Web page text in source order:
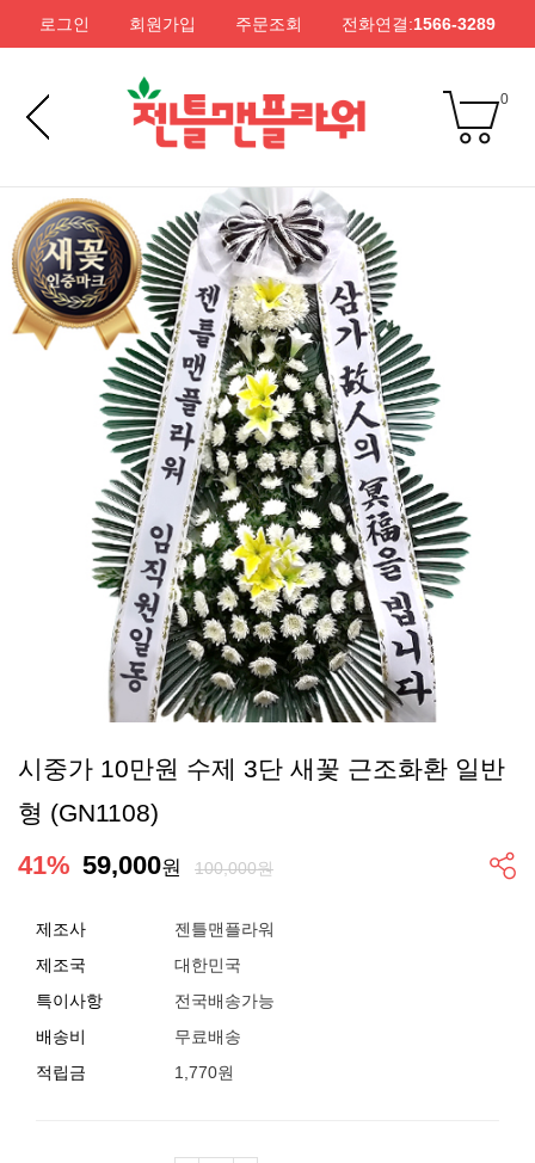
로그인 회원가입 주문조회 전화연결:1566-3289
0
시중가 10만원 수제 3단 새꽃 근조화환 일반
형 (GN1108)
41% 59,000원 100,000원
제조사
젠틀맨플라워
제조국
대한민국
특이사항
전국배송가능
배송비
무료배송
적립금
1,770원